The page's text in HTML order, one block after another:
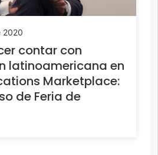
2020
contar con
latinoamericana en
Marketplace:
de Feria de